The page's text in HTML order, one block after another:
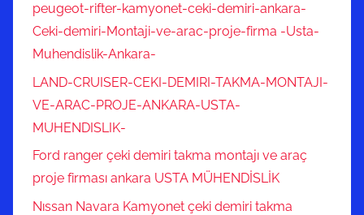
peugeot-rifter-kamyonet-ceki-demiri-ankara-
Ceki-demiri-Montaji-ve-arac-proje-firma -Usta-
Muhendislik-Ankara-
LAND-CRUISER-CEKI-DEMIRI-TAKMA-MONTAJI-
VE-ARAC-PROJE-ANKARA-USTA-
MUHENDISLIK-
Ford ranger çeki demiri takma montajı ve araç
proje firması ankara USTA MÜHENDİSLİK
Nıssan Navara Kamyonet çeki demiri takma